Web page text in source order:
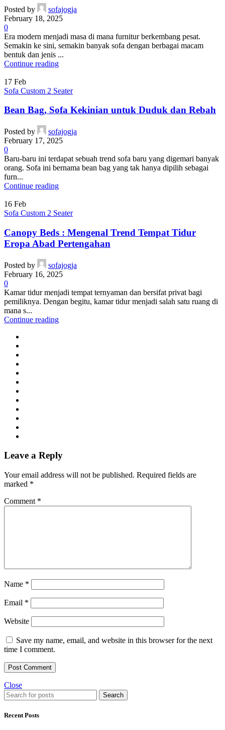
Posted by
sofajogja
February 18, 2025
0
Era modern menjadi masa di mana furnitur berkembang pesat.
Semakin ke sini, semakin banyak sofa dengan berbagai macam
bentuk dan jenis ...
Continue reading
17 Feb
Sofa Custom 2 Seater
Bean Bag, Sofa Kekinian untuk Duduk dan Rebah
Posted by
sofajogja
February 17, 2025
0
Baru-baru ini terdapat sebuah trend sofa baru yang digemari banyak
orang. Sofa ini bernama bean bag yang tak hanya dipilih sebagai
furn...
Continue reading
16 Feb
Sofa Custom 2 Seater
Canopy Beds : Mengenal Trend Tempat Tidur
Eropa Abad Pertengahan
Posted by
sofajogja
February 16, 2025
0
Kamar tidur menjadi tempat ternyaman dan bersifat privat bagi
pemiliknya. Dengan begitu, kamar tidur menjadi salah satu ruang di
mana s...
Continue reading
Leave a Reply
Your email address will not be published. Required fields are
marked *
Comment *
Name *
Email *
Website
Save my name, email, and website in this browser for the next
time I comment.
Close
Search
Recent Posts